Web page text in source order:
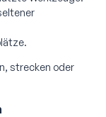
strecken oder